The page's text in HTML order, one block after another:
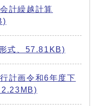
計繰越計算
式、57.81KB)
計画令和6年度下
2.23MB)